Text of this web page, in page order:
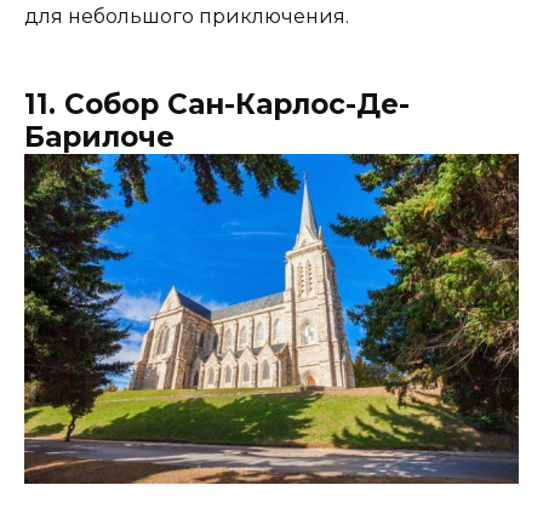
для небольшого приключения.
11. Собор Сан-Карлос-Де-
Барилоче